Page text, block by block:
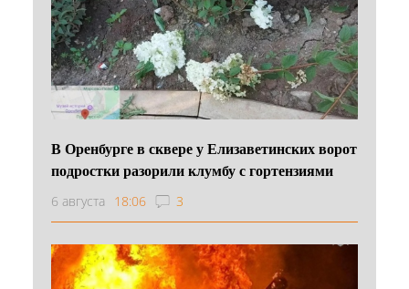
В Оренбурге в сквере у Елизаветинских ворот
подростки разорили клумбу с гортензиями
6 августа 18:06 3